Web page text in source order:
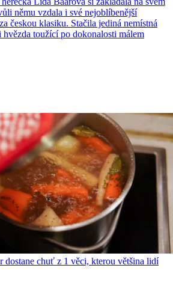
němu vzdala i své nejoblíbenější
českou klasiku. Stačila jediná nemístná
toužící po dokonalosti málem
dostane chuť z 1 věci, kterou většina lidí